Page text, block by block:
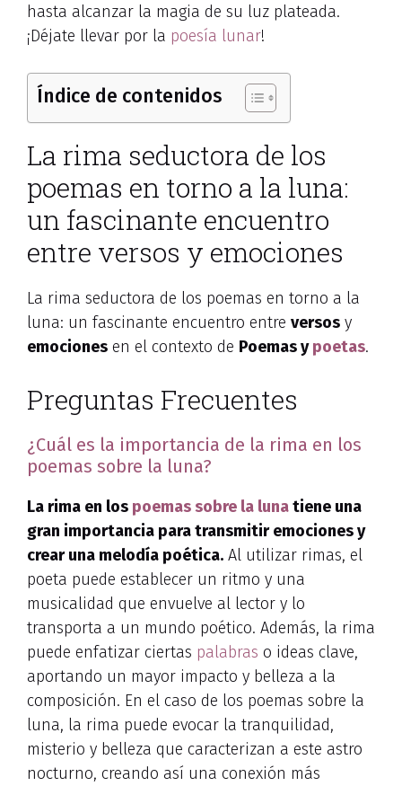
hasta alcanzar la magia de su luz plateada.
¡Déjate llevar por la poesía lunar!
Índice de contenidos
La rima seductora de los
poemas en torno a la luna:
un fascinante encuentro
entre versos y emociones
La rima seductora de los poemas en torno a la
luna: un fascinante encuentro entre versos y
emociones en el contexto de Poemas ypoetas.
Preguntas Frecuentes
¿Cuál es la importancia de la rima en los
poemas sobre la luna?
La rima en los poemas sobre la lunatiene una
gran importancia para transmitir emociones y
crear una melodía poética. Al utilizar rimas, el
poeta puede establecer un ritmo y una
musicalidad que envuelve al lector y lo
transporta a un mundo poético. Además, la rima
puede enfatizar ciertas palabras o ideas clave,
aportando un mayor impacto y belleza a la
composición. En el caso de los poemas sobre la
luna, la rima puede evocar la tranquilidad,
misterio y belleza que caracterizan a este astro
nocturno, creando así una conexión más